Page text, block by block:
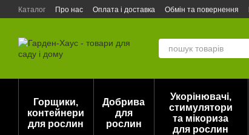
Перейти до основного контенту
Каталог Про нас Оплата і доставка Обмін та повернення
Горщики,
контейнери
для рослин
Добрива
для
рослин
Укорінювачі,
стимулятори
та мікориза
для рослин